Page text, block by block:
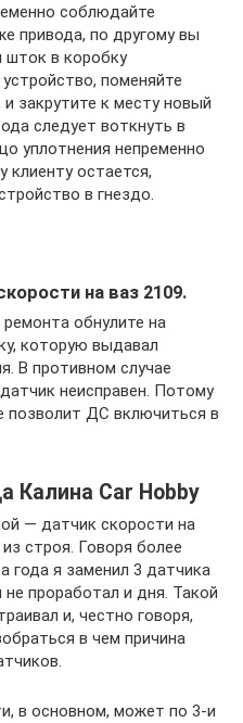
соблюдайте
привода, по другому вы
шток в коробку
поменяйте
закрутите к месту новый
следует воткнуть в
уплотнения непременно
остается,
в гнездо.
на ваз 2109.
обнулите на
которую выдавал
В противном случае
неисправен. Потому
позволит ДС включиться в
Калина Car Hobby
— датчик скорости на
строя. Говоря более
года я заменил 3 датчика
проработал и дня. Такой
и, честно говоря,
в чем причина
в основном, может по 3-и